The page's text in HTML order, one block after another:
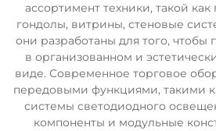
ассортимент техники, такой
гондолы, витрины, стеновые
они разработаны для того, чтобы
в организованном и
виде. Современное торговое
передовыми функциями, такими
системы светодиодного
компоненты и модульные